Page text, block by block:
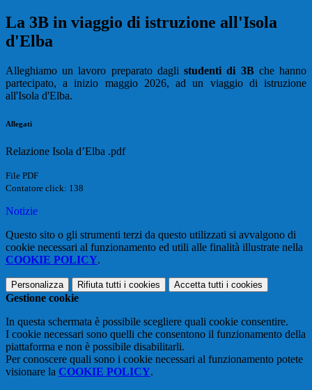
La 3B in viaggio di istruzione all'Isola
d'Elba
Alleghiamo un lavoro preparato daglistudenti di 3Bche hanno
partecipato, a inizio maggio 2026, ad un viaggio di istruzione
all'Isola d'Elba.
Allegati
Relazione Isola d’Elba .pdf
File PDF
Contatore click: 138
Notizie
Questo sito o gli strumenti terzi da questo utilizzati si avvalgono di
cookie necessari al funzionamento ed utili alle finalità illustrate nella
COOKIE POLICY.
Personalizza Rifiuta tutti i cookies Accetta tutti i cookies
Gestione cookie
In questa schermata è possibile scegliere quali cookie consentire.
I cookie necessari sono quelli che consentono il funzionamento della
piattaforma e non è possibile disabilitarli.
Per conoscere quali sono i cookie necessari al funzionamento potete
visionare la COOKIE POLICY.